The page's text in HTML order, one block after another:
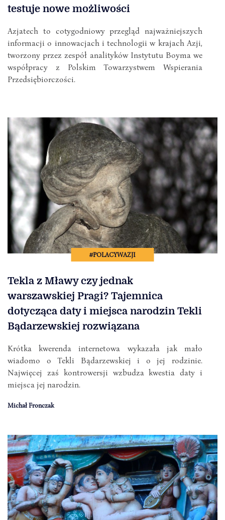
testuje nowe możliwości
Azjatech to cotygodniowy przegląd najważniejszych
informacji o innowacjach i technologii w krajach Azji,
tworzony przez zespół analityków Instytutu Boyma we
współpracy z Polskim Towarzystwem Wspierania
Przedsiębiorczości.
#POLACYWAZJI
Tekla z Mławy czy jednak
warszawskiej Pragi? Tajemnica
dotycząca daty i miejsca narodzin Tekli
Bądarzewskiej rozwiązana
Krótka kwerenda internetowa wykazała jak mało
wiadomo o Tekli Bądarzewskiej i o jej rodzinie.
Najwięcej zaś kontrowersji wzbudza kwestia daty i
miejsca jej narodzin.
Michał Fronczak